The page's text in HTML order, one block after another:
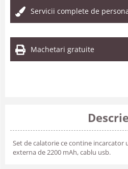
Servicii complete de
Machetari gratuite
Set de calatorie ce contine
externa de 2200 mAh, cablu usb.